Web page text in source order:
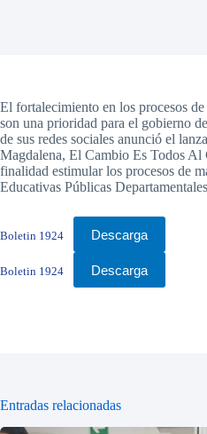
El fortalecimiento en los procesos
son una prioridad para el gobierno
de sus redes sociales anunció el
Magdalena, El Cambio Es Todos Al
finalidad estimular los procesos de
Educativas Públicas
Boletin 1924 Descarga
Boletin 1924 Descarga
Entradas relacionadas